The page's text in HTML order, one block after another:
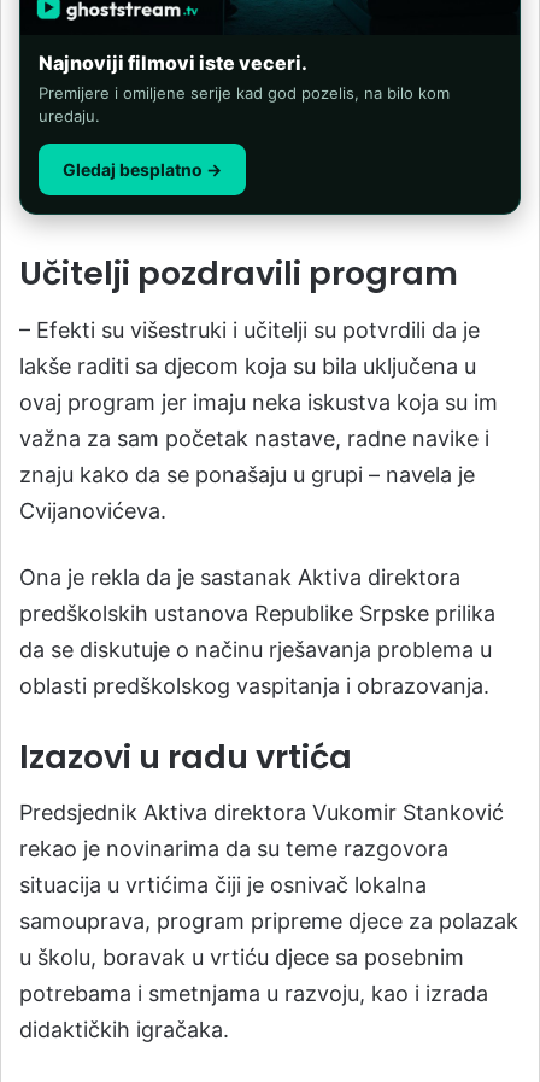
Najnoviji filmovi iste veceri.
Premijere i omiljene serije kad god pozelis, na bilo kom
uredaju.
Gledaj besplatno →
Učitelji pozdravili program
– Efekti su višestruki i učitelji su potvrdili da je
lakše raditi sa djecom koja su bila uključena u
ovaj program jer imaju neka iskustva koja su im
važna za sam početak nastave, radne navike i
znaju kako da se ponašaju u grupi – navela je
Cvijanovićeva.
Ona je rekla da je sastanak Aktiva direktora
predškolskih ustanova Republike Srpske prilika
da se diskutuje o načinu rješavanja problema u
oblasti predškolskog vaspitanja i obrazovanja.
Izazovi u radu vrtića
Predsjednik Aktiva direktora Vukomir Stanković
rekao je novinarima da su teme razgovora
situacija u vrtićima čiji je osnivač lokalna
samouprava, program pripreme djece za polazak
u školu, boravak u vrtiću djece sa posebnim
potrebama i smetnjama u razvoju, kao i izrada
didaktičkih igračaka.